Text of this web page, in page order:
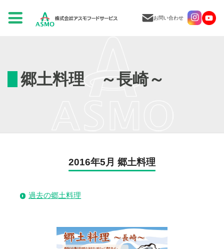
お問い合わせ
郷土料理 ～長崎～
2016年5月 郷土料理
過去の郷土料理